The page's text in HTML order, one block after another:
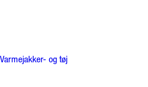
Varmejakker- og tøj